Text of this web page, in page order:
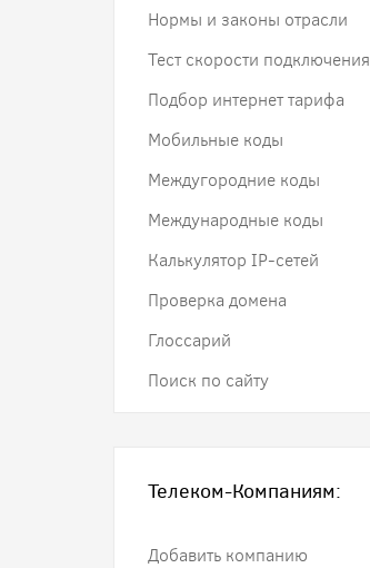
Нормы и законы отрасли
Тест скорости подключения
Подбор интернет тарифа
Мобильные коды
Междугородние коды
Международные коды
Калькулятор IP-сетей
Проверка домена
Глоссарий
Поиск по сайту
Телеком-Компаниям:
Добавить компанию